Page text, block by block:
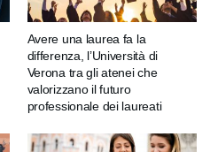
Avere una laurea fa la
differenza, l’Università di
Verona tra gli atenei che
valorizzano il futuro
professionale dei laureati